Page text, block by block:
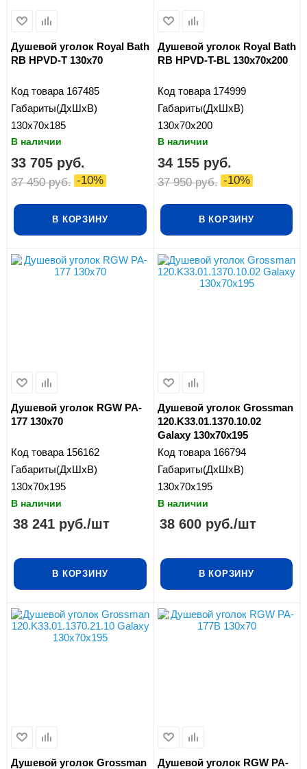
Душевой уголок Royal Bath
RB HPVD-T 130x70
Код товара 167485
Габариты(ДхШхВ)
130x70x185
В наличии
33 705 руб.
37 450руб. -10%
В КОРЗИНУ
Душевой уголок Royal Bath
RB HPVD-T-BL 130х70х200
Код товара 174999
Габариты(ДхШхВ)
130x70x200
В наличии
34 155руб.
37 950руб. -10%
В КОРЗИНУ
Душевой уголок RGW PA-
177 130x70
Код товара 156162
Габариты(ДхШхВ)
130x70x195
В наличии
38 241 руб./шт
В КОРЗИНУ
Душевой уголок Grossman
120.K33.01.1370.10.02
Galaxy 130x70x195
Код товара 166794
Габариты(ДхШхВ)
130x70x195
В наличии
38 600руб./шт
В КОРЗИНУ
Душевой уголок Grossman
Душевой уголок RGW PA-